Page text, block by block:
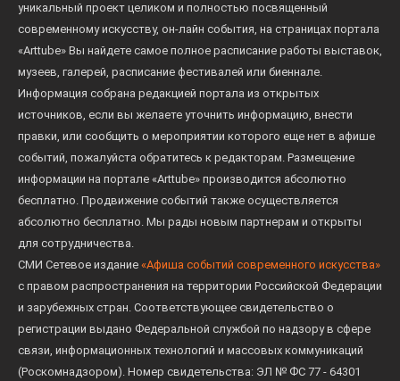
уникальный проект целиком и полностью посвященный
современному искусству, он-лайн события, на страницах портала
«Arttube» Вы найдете самое полное расписание работы выставок,
музеев, галерей, расписание фестивалей или биеннале.
Информация собрана редакцией портала из открытых
источников, если вы желаете уточнить информацию, внести
правки, или сообщить о мероприятии которого еще нет в афише
событий, пожалуйста обратитесь к редакторам. Размещение
информации на портале «Arttube» производится абсолютно
бесплатно. Продвижение событий также осуществляется
абсолютно бесплатно. Мы рады новым партнерам и открыты
для сотрудничества.
СМИ Сетевое издание «Афиша событий современного искусства»
с правом распространения на территории Российской Федерации
и зарубежных стран. Соответствующее свидетельство о
регистрации выдано Федеральной службой по надзору в сфере
связи, информационных технологий и массовых коммуникаций
(Роскомнадзором). Номер свидетельства: ЭЛ № ФС 77 - 64301